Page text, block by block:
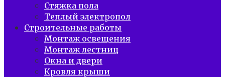
Стяжка пола
Теплый электропол
Строительные работы
Монтаж освещения
Монтаж лестниц
Окна и двери
Кровля крыши